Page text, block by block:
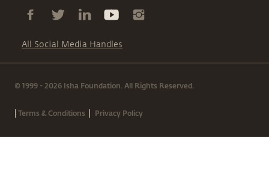
All Social Media Handles
© 1999 - 2026 Isha Foundation. All Rights Reserved.
|Terms & Conditions | Privacy Policy